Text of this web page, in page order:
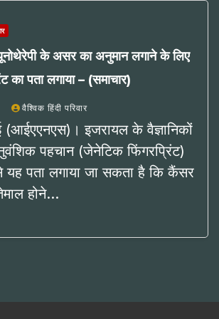
के असर का अनुमान लगाने के लिए
का पता लगाया – (समाचार)
वैश्विक हिंदी परिवार
इजरायल के वैज्ञानिकों
पहचान (जेनेटिक फिंगरप्रिंट)
पता लगाया जा सकता है कि कैंसर
होने…